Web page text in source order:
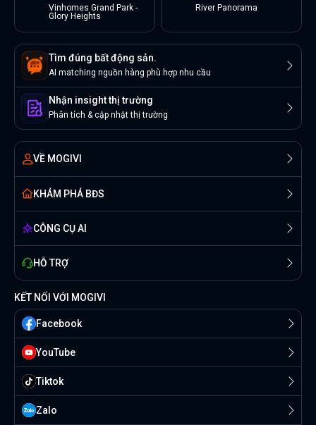
Vinhomes Grand Park -
Glory Heights
River Panorama
Tìm đúng bất động sản.
AI matching nguồn hàng phù hợp nhu cầu
Nhận insight thị trường
Phân tích & cập nhật thị trường
VỀ MOGIVI
KHÁM PHÁ BĐS
CÔNG CỤ AI
HỖ TRỢ
KẾT NỐI VỚI MOGIVI
Facebook
YouTube
Tiktok
Zalo